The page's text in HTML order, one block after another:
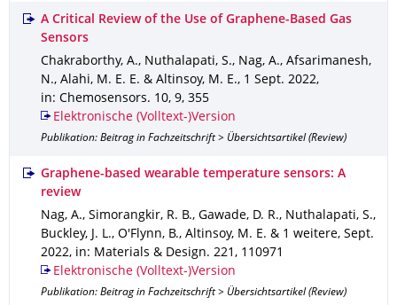
A Critical Review of the Use of Graphene-Based Gas
Sensors
Chakraborthy, A., Nuthalapati, S., Nag, A., Afsarimanesh,
N., Alahi, M. E. E. & Altinsoy, M. E., 1 Sept. 2022,
in: Chemosensors. 10, 9, 355
Elektronische (Volltext-)Version
Publikation: Beitrag in Fachzeitschrift > Übersichtsartikel (Review)
Graphene-based wearable temperature sensors: A
review
Nag, A., Simorangkir, R. B., Gawade, D. R., Nuthalapati, S.,
Buckley, J. L., O'Flynn, B., Altinsoy, M. E. & 1 weitere, Sept.
2022, in: Materials & Design. 221 , 110971
Elektronische (Volltext-)Version
Publikation: Beitrag in Fachzeitschrift > Übersichtsartikel (Review)